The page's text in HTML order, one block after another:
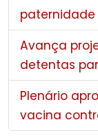
paternidade
Avança
detentas
Plenário
vacina